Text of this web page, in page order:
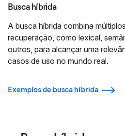
Busca híbrida
A busca híbrida combina
recuperação, como lexical,
outros, para alcançar uma
casos de uso no mundo real.
Exemplos de busca híbrida